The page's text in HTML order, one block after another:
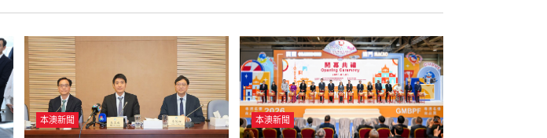
本澳新聞 本澳新聞